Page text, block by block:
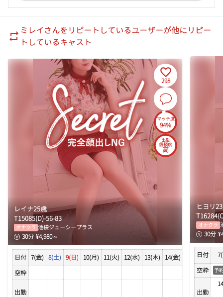
14:10
14:30
14:50
16:50
17:00
17:10
17:20
17:30
17:40
ミレイさんをリピートしているユーザーが他にリピー
トしているキャスト
298
マッチ度
94%
出勤
信頼度
高
レイナ25歳
T15085(D)-56-83
オナクラ 池袋ジューシープラス
30分 ¥4,980～
日付 7(金) 8(土) 9(日) 10(月) 11(火) 12(水) 13(木) 14(金) 15(土) 16(日)
空枠
出勤
ヒヨリ23
T16284(C
オナクラ
30分 ¥
日付
空枠
予
出勤